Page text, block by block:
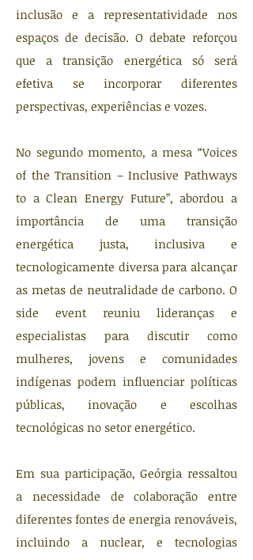
inclusão e a representatividade nos
espaços de decisão. O debate reforçou
que a transição energética só será
efetiva se incorporar diferentes
perspectivas, experiências e vozes.
No segundo momento, a mesa “Voices
of the Transition – Inclusive Pathways
to a Clean Energy Future”, abordou a
importância de uma transição
energética justa, inclusiva e
tecnologicamente diversa para alcançar
as metas de neutralidade de carbono. O
side event reuniu lideranças e
especialistas para discutir como
mulheres, jovens e comunidades
indígenas podem influenciar políticas
públicas, inovação e escolhas
tecnológicas no setor energético.
Em sua participação, Geórgia ressaltou
a necessidade de colaboração entre
diferentes fontes de energia renováveis,
incluindo a nuclear, e tecnologias